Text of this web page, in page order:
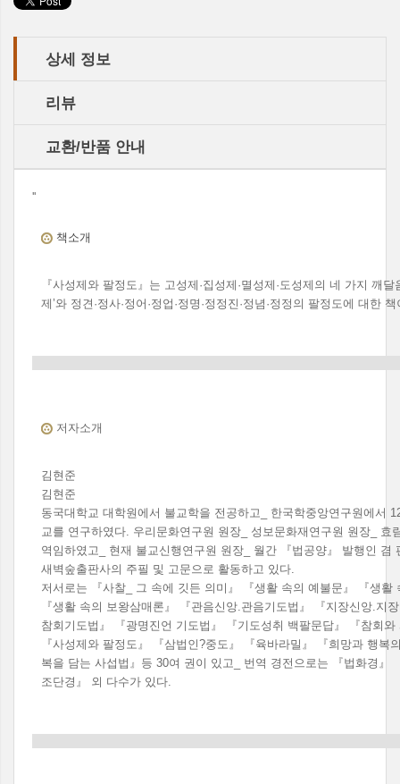
상세 정보
리뷰
교환/반품 안내
''
책소개
『사성제와 팔정도』는 고성제·집성제·멸성제·도성제의 네 가지 깨달
제’와 정견·정사·정어·정업·정명·정정진·정념·정정의 팔정도에 대한
저자소개
김현준
김현준
동국대학교 대학원에서 불교학을 전공하고_ 한국학중앙연구원에서
교를 연구하였다. 우리문화연구원 원장_ 성보문화재연구원 원장_ 효
역임하였고_ 현재 불교신행연구원 원장_ 월간 『법공양』 발행인 겸
새벽숲출판사의 주필 및 고문으로 활동하고 있다.
저서로는 『사찰_ 그 속에 깃든 의미』 『생활 속의 예불문』 『생활
『생활 속의 보왕삼매론』 『관음신앙.관음기도법』 『지장신앙.지
참회기도법』 『광명진언 기도법』 『기도성취 백팔문답』 『참회와
『사성제와 팔정도』 『삼법인?중도』 『육바라밀』 『희망과 행복
복을 담는 사섭법』등 30여 권이 있고_ 번역 경전으로는 『법화경』
조단경』 외 다수가 있다.